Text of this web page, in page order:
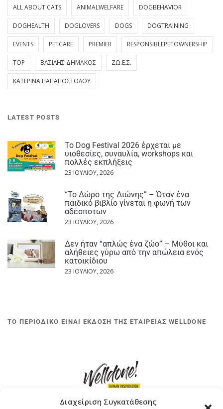
Διαχείριση Συγκατάθεσης
ALL ABOUT CATS ANIMALWELFARE DOGBEHAVIOR
DOGHEALTH DOGLOVERS DOGS DOGTRAINING
EVENTS PETCARE PREMIER RESPONSIBLEPETOWNERSHIP
TOP ΒΑΣΊΛΗΣ ΔΗΜΆΚΟΣ ΖΩ.Ε.Σ.
ΚΑΤΕΡΊΝΑ ΠΑΠΑΠΟΣΤΌΛΟΥ
LATEST POSTS
Το Dog Festival 2026 έρχεται με
υιοθεσίες, συναυλία, workshops και
πολλές εκπλήξεις
23 ΙΟΥΛΊΟΥ, 2026
“Το Δώρο της Διώνης” – Όταν ένα
παιδικό βιβλίο γίνεται η φωνή των
αδέσποτων
23 ΙΟΥΛΊΟΥ, 2026
Δεν ήταν “απλώς ένα ζώο” – Μύθοι και
αλήθειες γύρω από την απώλεια ενός
κατοικίδιου
23 ΙΟΥΛΊΟΥ, 2026
ΤΟ ΠΕΡΙΟΔΙΚΟ ΕΙΝΑΙ ΕΚΔΟΣΗ ΤΗΣ ΕΤΑΙΡΕΙΑΣ WELLDONE